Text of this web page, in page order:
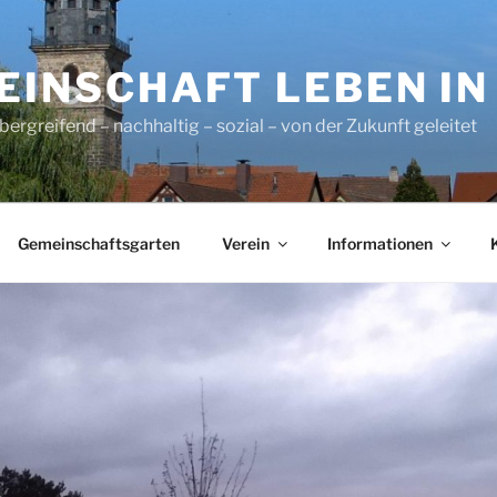
LEBEN
– nachhaltig – sozial – von der Zukunft geleitet
Gemeinschaftsgarten Verein Informationen